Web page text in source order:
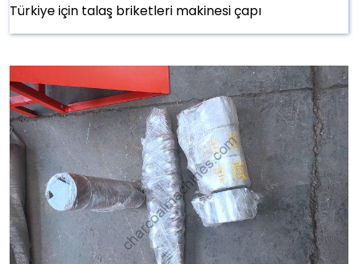
Türkiye için talaş briketleri makinesi çapı